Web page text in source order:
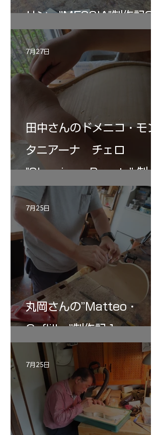
リン ”MESSIA"制作記33
田中さんのドメニコ・モン
タニアーナ チェロ
"Sleeping・Beauty” 制作
記 30
7月27日
丸岡さんの”Matteo・
Gofliller”制作記１
7月25日
7月25日